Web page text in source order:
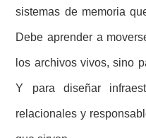
sistemas de memoria
Debe aprender a
los archivos vivos, sino
Y para diseñar
relacionales y